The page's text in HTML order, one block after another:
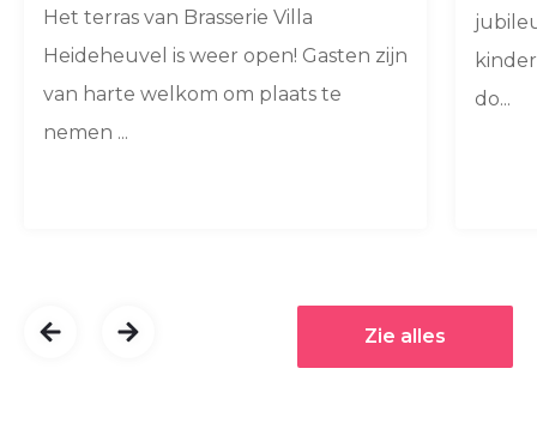
Het terras van Brasserie Villa
Heideheuvel is weer open! Gasten zijn
van harte welkom om plaats te
nemen ...
do...
Zie alles